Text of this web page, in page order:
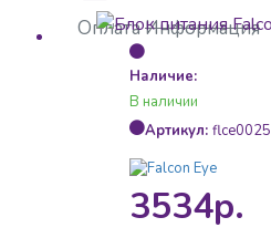
ОплатаИнформация
3534р.
Наличие:
В наличии
Артикул: flce0025